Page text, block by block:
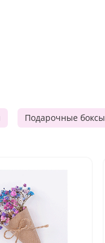
Подарочные боксы